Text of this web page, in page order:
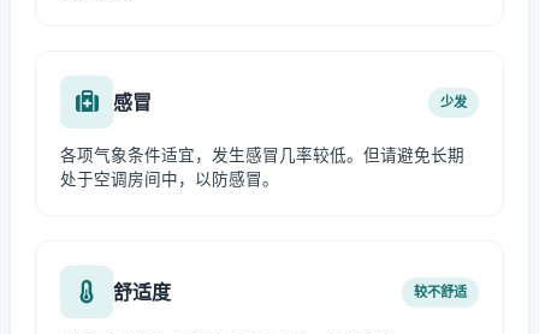
感冒 少发
各项气象条件适宜，发生感冒几率较低。但请避免长期
处于空调房间中，以防感冒。
舒适度 较不舒适